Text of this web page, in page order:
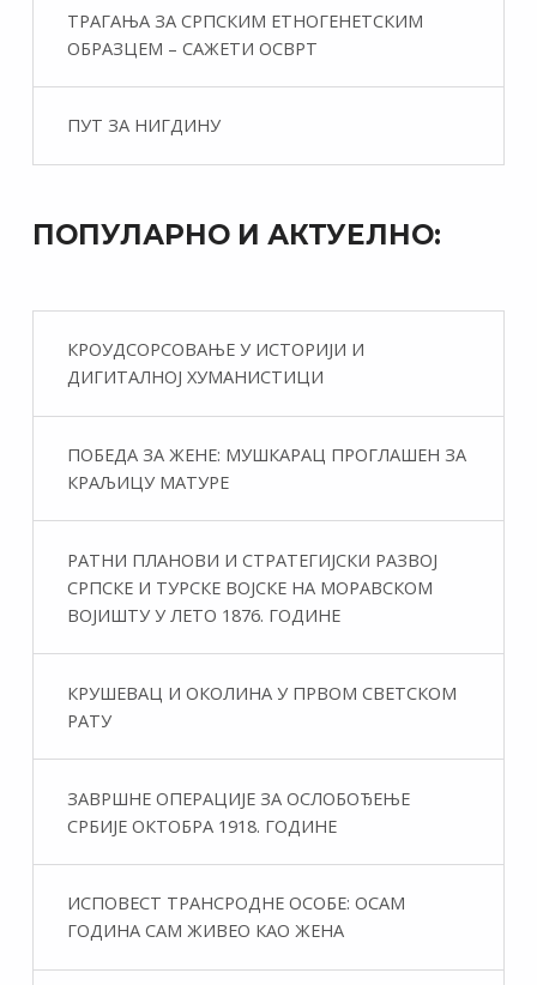
ТРАГАЊА ЗА СРПСКИМ ЕТНОГЕНЕТСКИМ
ОБРАЗЦЕМ – САЖЕТИ ОСВРТ
ПУТ ЗА НИГДИНУ
ПОПУЛАРНО И АКТУЕЛНО:
КРОУДСОРСОВАЊЕ У ИСТОРИЈИ И
ДИГИТАЛНОЈ ХУМАНИСТИЦИ
ПОБЕДА ЗА ЖЕНЕ: МУШКАРАЦ ПРОГЛАШЕН ЗА
КРАЉИЦУ МАТУРЕ
РАТНИ ПЛАНОВИ И СТРАТЕГИЈСКИ РАЗВОЈ
СРПСКЕ И ТУРСКЕ ВОЈСКЕ НА МОРАВСКОМ
ВОЈИШТУ У ЛЕТО 1876. ГОДИНЕ
КРУШЕВАЦ И ОКОЛИНА У ПРВОМ СВЕТСКОМ
РАТУ
ЗАВРШНЕ ОПЕРАЦИЈЕ ЗА ОСЛОБОЂЕЊЕ
СРБИЈЕ ОКТОБРА 1918. ГОДИНЕ
ИСПОВЕСТ ТРАНСРОДНЕ ОСОБЕ: ОСАМ
ГОДИНА САМ ЖИВЕО КАО ЖЕНА